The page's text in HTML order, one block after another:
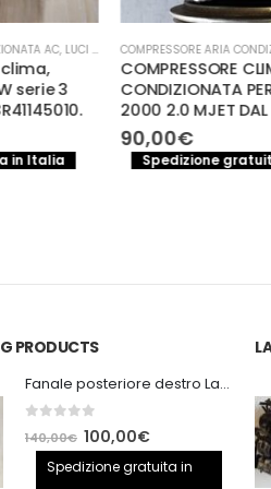
AC, LUCI E PARTI ELETTRICHE ,MECCANICA E
serie 3
in Italia
COMPRESSORE ARIA
COMPRESSORE
CONDIZIONATA
2000 2.0 MJET
90,00€
Spedizione
PRODUCTS
Fanale posteriore destro Land Rover Discovery 3
out of 5
140,00€ Il
prezzo
100,00€Il
prezzo
Spedizione gratuita in